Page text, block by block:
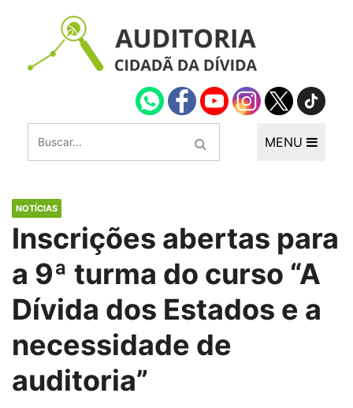
MENU
NOTÍCIAS
Inscrições abertas para
a 9ª turma do curso “A
Dívida dos Estados e a
necessidade de
auditoria”